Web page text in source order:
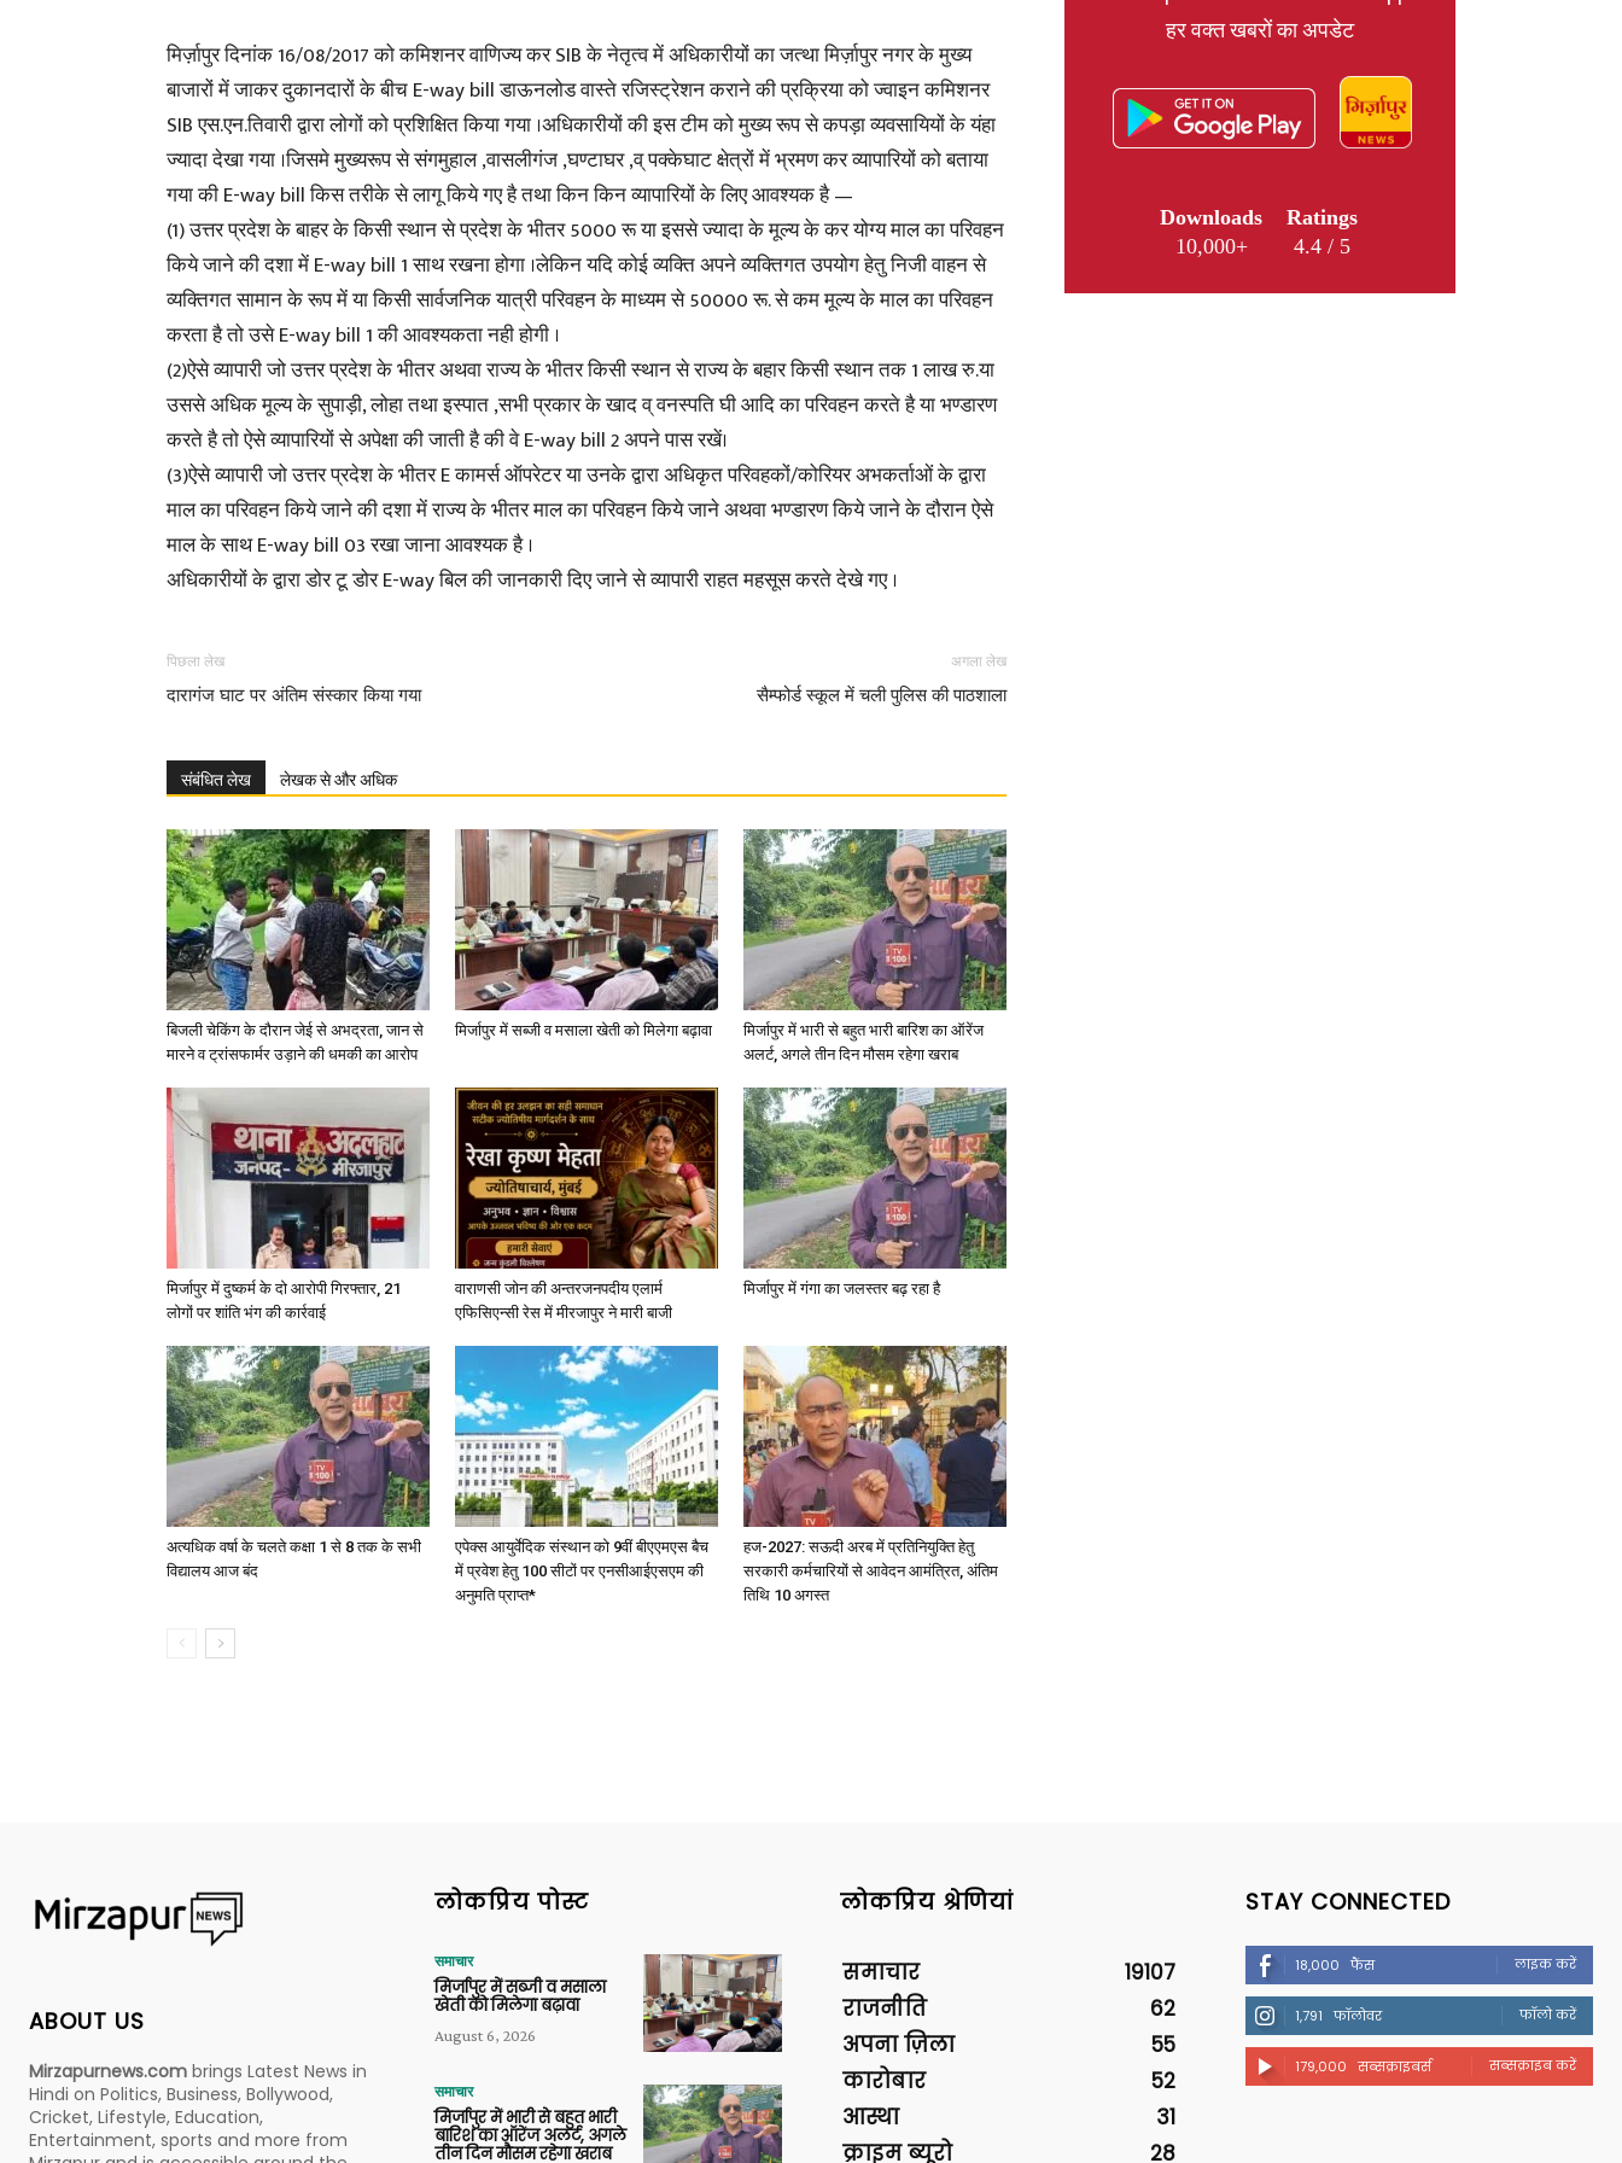
News,
Latest
Today
News
Paper
मिर्ज़ापुर दिनांक 16/08/2017 को कमिशनर वाणिज्य कर SIB के नेतृत्व में अधिकारीयों का जत्था मिर्ज़ापुर नगर के मुख्य
बाजारों में जाकर दुकानदारों के बीच E-way bill डाऊनलोड वास्ते रजिस्ट्रेशन कराने की प्रक्रिया को ज्वाइन कमिशनर
SIB एस.एन.तिवारी द्वारा लोगों को प्रशिक्षित किया गया ।अधिकारीयों की इस टीम को मुख्य रूप से कपड़ा व्यवसायियों के यंहा
ज्यादा देखा गया ।जिसमे मुख्यरूप से संगमुहाल ,वासलीगंज ,घण्टाघर ,व् पक्केघाट क्षेत्रों में भ्रमण कर व्यापारियों को बताया
गया की E-way bill किस तरीके से लागू किये गए है तथा किन किन व्यापारियों के लिए आवश्यक है —
(1) उत्तर प्रदेश के बाहर के किसी स्थान से प्रदेश के भीतर 5000 रू या इससे ज्यादा के मूल्य के कर योग्य माल का परिवहन
किये जाने की दशा में E-way bill 1 साथ रखना होगा ।लेकिन यदि कोई व्यक्ति अपने व्यक्तिगत उपयोग हेतु निजी वाहन से
व्यक्तिगत सामान के रूप में या किसी सार्वजनिक यात्री परिवहन के माध्यम से 50000 रू. से कम मूल्य के माल का परिवहन
करता है तो उसे E-way bill 1 की आवश्यकता नही होगी ।
(2)ऐसे व्यापारी जो उत्तर प्रदेश के भीतर अथवा राज्य के भीतर किसी स्थान से राज्य के बहार किसी स्थान तक 1 लाख रु.या
उससे अधिक मूल्य के सुपाड़ी, लोहा तथा इस्पात ,सभी प्रकार के खाद व् वनस्पति घी आदि का परिवहन करते है या भण्डारण
करते है तो ऐसे व्यापारियों से अपेक्षा की जाती है की वे E-way bill 2 अपने पास रखें।
(3)ऐसे व्यापारी जो उत्तर प्रदेश के भीतर E कामर्स ऑपरेटर या उनके द्वारा अधिकृत परिवहकों/कोरियर अभकर्ताओं के द्वारा
माल का परिवहन किये जाने की दशा में राज्य के भीतर माल का परिवहन किये जाने अथवा भण्डारण किये जाने के दौरान ऐसे
माल के साथ E-way bill 03 रखा जाना आवश्यक है ।
अधिकारीयों के द्वारा डोर टू डोर E-way बिल की जानकारी दिए जाने से व्यापारी राहत महसूस करते देखे गए ।
पिछला लेख
दारागंज घाट पर अंतिम संस्कार किया गया
अगला लेख
सैम्फोर्ड स्कूल में चली पुलिस की पाठशाला
संबंधित लेख लेखक से और अधिक
बिजली चेकिंग के दौरान जेई से अभद्रता, जान से
मारने व ट्रांसफार्मर उड़ाने की धमकी का आरोप
मिर्जापुर में सब्जी व मसाला खेती को मिलेगा बढ़ावा
मिर्जापुर में भारी से बहुत भारी बारिश का ऑरेंज
अलर्ट, अगले तीन दिन मौसम रहेगा खराब
मिर्जापुर में दुष्कर्म के दो आरोपी गिरफ्तार, 21
लोगों पर शांति भंग की कार्रवाई
वाराणसी जोन की अन्तरजनपदीय एलार्म
एफिसिएन्सी रेस में मीरजापुर ने मारी बाजी
मिर्जापुर में गंगा का जलस्तर बढ़ रहा है
अत्यधिक वर्षा के चलते कक्षा 1 से 8 तक के सभी
विद्यालय आज बंद
एपेक्स आयुर्वेदिक संस्थान को 9वीं बीएएमएस बैच
में प्रवेश हेतु 100 सीटों पर एनसीआईएसएम की
अनुमति प्राप्त*
हज-2027: सऊदी अरब में प्रतिनियुक्ति हेतु
सरकारी कर्मचारियों से आवेदन आमंत्रित, अंतिम
तिथि 10 अगस्त
हर वक्त खबरों का अपडेट
Downloads
10,000+
Ratings
4.4 / 5
ABOUT US
Mirzapurnews.com brings Latest News in
Hindi on Politics, Business, Bollywood,
Cricket, Lifestyle, Education,
Entertainment, sports and more from
लोकप्रिय पोस्ट
समाचार
मिर्जापुर में सब्जी व मसाला
खेती को मिलेगा बढ़ावा
August 6, 2026
समाचार
मिर्जापुर में भारी से बहुत भारी
बारिश का ऑरेंज अलर्ट, अगले
तीन दिन मौसम रहेगा खराब
लोकप्रिय श्रेणियां
समाचार
19107
राजनीति
62
अपना ज़िला
55
कारोबार
52
आस्था
31
क्राइम ब्यूरो
28
STAY CONNECTED
18,000 फैंस लाइक करें
1,791 फॉलोवर फॉलो करें
179,000 सब्सक्राइबर्स सब्सक्राइब करें